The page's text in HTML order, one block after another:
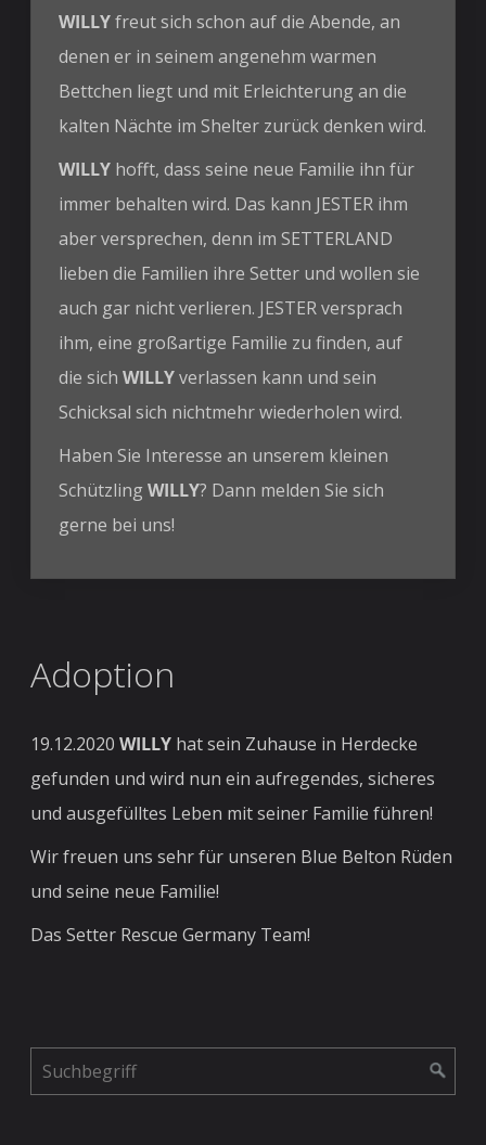
WILLYfreut sich schon auf die Abende, an
denen er in seinem angenehm warmen
Bettchen liegt und mit Erleichterung an die
kalten Nächte im Shelter zurück denken wird.
WILLY hofft, dass seine neue Familie ihn für
immer behalten wird. Das kann JESTER ihm
aber versprechen, denn im SETTERLAND
lieben die Familien ihre Setter und wollen sie
auch gar nicht verlieren. JESTER versprach
ihm, eine großartige Familie zu finden, auf
die sichWILLYverlassen kann und sein
Schicksal sich nichtmehr wiederholen wird.
Haben Sie Interesse an unserem kleinen
SchützlingWILLY? Dann melden Sie sich
gerne bei uns!
Adoption
19.12.2020WILLY hat sein Zuhause in Herdecke
gefunden und wird nun ein aufregendes, sicheres
und ausgefülltes Leben mit seiner Familie führen!
Wir freuen uns sehr für unseren Blue Belton Rüden
und seine neue Familie!
Das Setter Rescue Germany Team!